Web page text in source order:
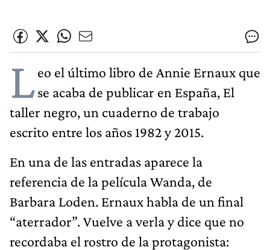
Leo el último libro de Annie Ernaux que
se acaba de publicar en España, El
taller negro, un cuaderno de trabajo
escrito entre los años 1982 y 2015.
En una de las entradas aparece la
referencia de la película Wanda, de
Barbara Loden. Ernaux habla de un final
“aterrador”. Vuelve a verla y dice que no
recordaba el rostro de la protagonista: